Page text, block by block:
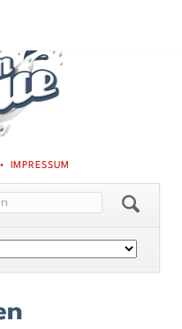
IMPRESSUM